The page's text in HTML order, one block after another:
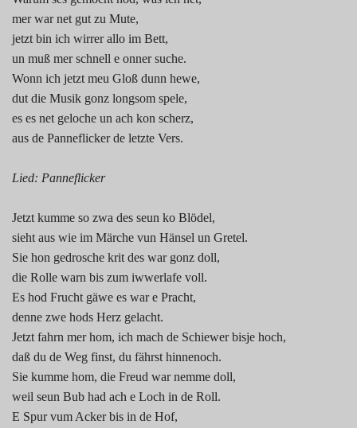
mer war net gut zu Mute,
jetzt bin ich wirrer allo im Bett,
un muß mer schnell e onner suche.
Wonn ich jetzt meu Gloß dunn hewe,
dut die Musik gonz longsom spele,
es es net geloche un ach kon scherz,
aus de Panneflicker de letzte Vers.
Lied: Panneflicker
Jetzt kumme so zwa des seun ko Blödel,
sieht aus wie im Märche vun Hänsel un Gretel.
Sie hon gedrosche krit des war gonz doll,
die Rolle warn bis zum iwwerlafe voll.
Es hod Frucht gäwe es war e Pracht,
denne zwe hods Herz gelacht.
Jetzt fahrn mer hom, ich mach de Schiewer bisje hoch,
daß du de Weg finst, du fährst hinnenoch.
Sie kumme hom, die Freud war nemme doll,
weil seun Bub had ach e Loch in de Roll.
E Spur vum Acker bis in de Hof,